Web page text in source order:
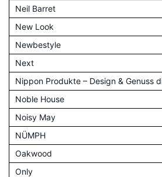
Neil Barret
New Look
Newbestyle
Next
Nippon Produkte – Design & Genuss
Noble House
Noisy May
NÜMPH
Oakwood
Only